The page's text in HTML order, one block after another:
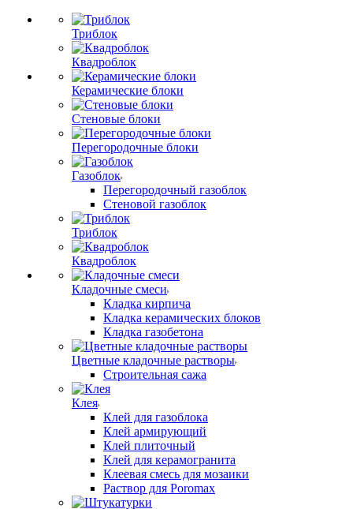
Триблок
Квадроблок
Керамические блоки
Стеновые блоки
Перегородочные блоки
Газоблок
Перегородочный газоблок
Стеновой газоблок
Триблок
Квадроблок
Кладочные смеси
Кладка кирпича
Кладка керамических блоков
Кладка газобетона
Цветные кладочные растворы
Строительная сажа
Клея
Клей для газоблока
Клей армирующий
Клей плиточный
Клей для керамогранита
Клеевая смесь для мозаики
Раствор для Poromax